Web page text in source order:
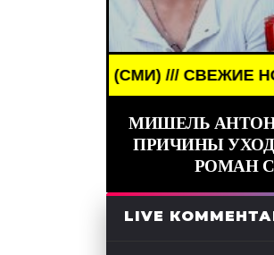
(СМИ) /// СВЕЖИЕ НОВОСТИ ///
МИШЕЛЬ
ПРИЧИНЫ
РОМАН
LIVE